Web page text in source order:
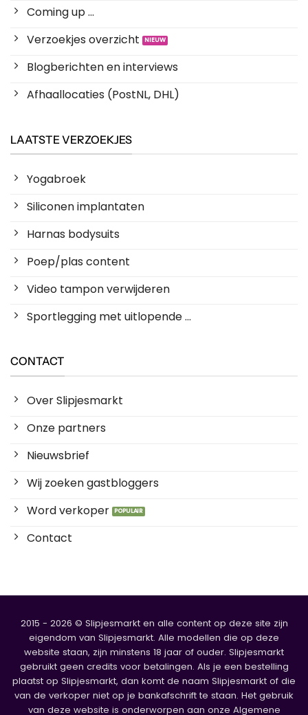
Coming up ...
Verzoekjes overzicht
Blogberichten en interviews
Afhaallocaties (PostNL, DHL)
LAATSTE VERZOEKJES
Yogabroek
Siliconen implantaten
Harnas bodysuits
Poep/plas content
Video tampon verwijderen
Sportlegging met uitlopende ...
CONTACT
Over Slipjesmarkt
Onze partners
Nieuwsbrief
Wij zoeken gastbloggers
Word verkoper
Contact
2015 - 2026 © Slipjesmarkt en alle content op deze site zijn
eigendom van Slipjesmarkt. Alle modellen die op deze
website staan, zijn minstens 18 jaar of ouder. Slipjesmarkt
gebruikt geen credits voor betalingen. Als je een bestelling
plaatst op Slipjesmarkt, dan komt de naam Slipjesmarkt of die
van de verkoper niet op je bankafschrift te staan. Het gebruik
van deze website is onderworpen aan onze Algemene